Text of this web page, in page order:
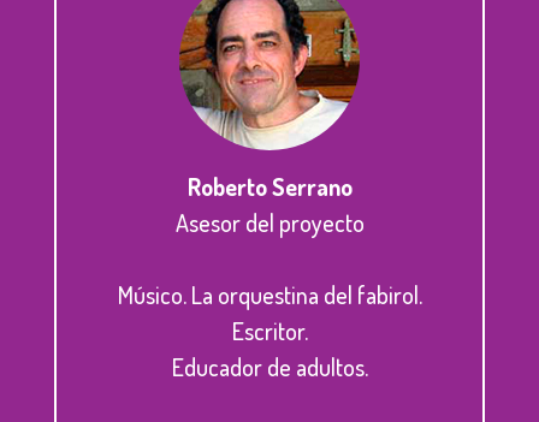
Roberto Serrano
Asesor del proyecto
Músico. La orquestina del fabirol.
Escritor.
Educador de adultos.